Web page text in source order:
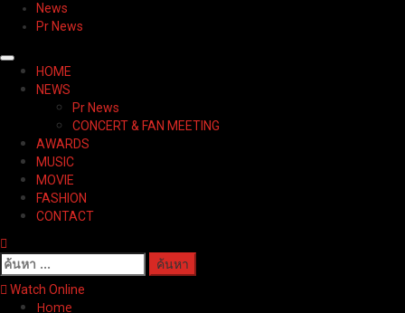
News
Pr News
Primary
Menu
HOME
NEWS
Pr News
CONCERT & FAN MEETING
AWARDS
MUSIC
MOVIE
FASHION
CONTACT
ค้นหา
สำหรับ:
Watch Online
Home